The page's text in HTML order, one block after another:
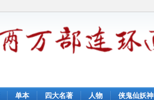
单本 四大名著 人物 侠鬼仙妖神